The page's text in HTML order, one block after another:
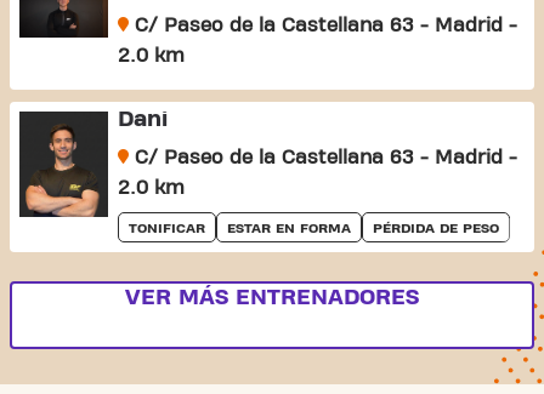
C/ Paseo de la Castellana 63 - Madrid -
2.0 km
Dani
C/ Paseo de la Castellana 63 - Madrid -
2.0 km
TONIFICAR ESTAR EN FORMA PÉRDIDA DE PESO
VER MÁS ENTRENADORES